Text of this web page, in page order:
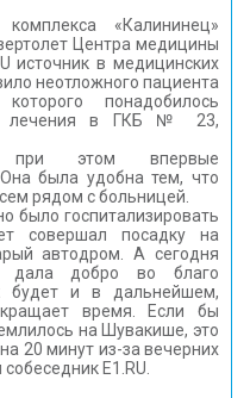
«Калининец»
Центра медицины
источник в медицинских
неотложного пациента
понадобилось
лечения в ГКБ № 23,
при этом впервые
была удобна тем, что
рядом с больницей.
было госпитализировать
совершал посадку на
автодром. А сегодня
дала добро во благо
будет и в дальнейшем,
время. Если бы
на Шувакише, это
20 минут из-за вечерних
E1.RU.